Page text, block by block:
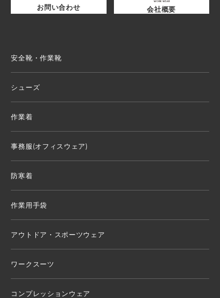
お問い合わせ 会社概要
安全靴・作業靴
シューズ
作業着
事務服(オフィスウェア)
防寒着
作業用手袋
アウトドア・スポーツウェア
ワークスーツ
コンプレッションウェア